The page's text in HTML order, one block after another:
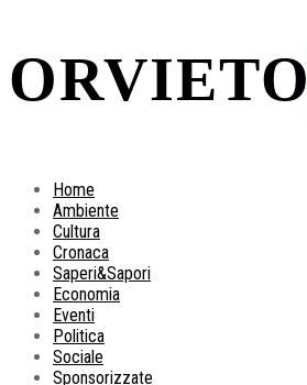
ORVIETO
Home
Ambiente
Cultura
Cronaca
Saperi&Sapori
Economia
Eventi
Politica
Sociale
Sponsorizzate